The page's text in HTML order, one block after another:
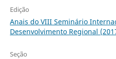
Edição
Anais do VIII Seminário
Desenvolvimento Regional
Seção